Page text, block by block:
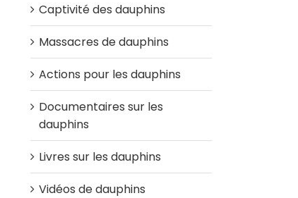
Captivité des dauphins
Massacres de dauphins
Actions pour les dauphins
Documentaires sur les
dauphins
Livres sur les dauphins
Vidéos de dauphins